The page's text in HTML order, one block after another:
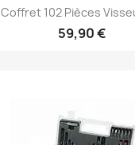
Coffret 102 Pièces
59,90 €